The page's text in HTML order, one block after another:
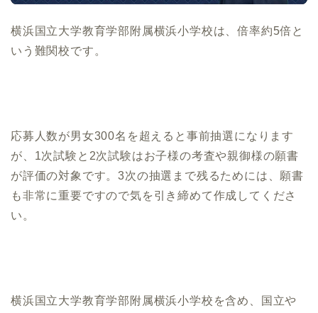
横浜国立大学教育学部附属横浜小学校は、倍率約5倍と
いう難関校です。
応募人数が男女300名を超えると事前抽選になります
が、1次試験と2次試験はお子様の考査や親御様の願書
が評価の対象です。3次の抽選まで残るためには、願書
も非常に重要ですので気を引き締めて作成してくださ
い。
横浜国立大学教育学部附属横浜小学校を含め、国立や